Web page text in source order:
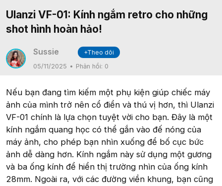
Ulanzi VF-01: Kính ngắm retro cho những
shot hình hoàn hảo!
Sussie
+Theo dõi
05/11/2025
Phản hồi: 0
Nếu bạn đang tìm kiếm một phụ kiện giúp chiếc máy
ảnh của mình trở nên cổ điển và thú vị hơn, thì Ulanzi
VF-01 chính là lựa chọn tuyệt vời cho bạn. Đây là một
kính ngắm quang học có thể gắn vào đế nóng của
máy ảnh, cho phép bạn nhìn xuống để bố cục bức
ảnh dễ dàng hơn. Kính ngắm này sử dụng một gương
và ba ống kính để hiển thị trường nhìn của ống kính
28mm. Ngoài ra, với các đường viền khung, bạn cũng